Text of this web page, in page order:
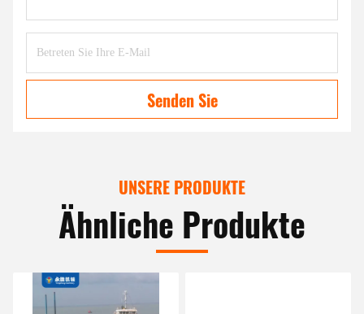
Senden Sie
UNSERE PRODUKTE
Ähnliche Produkte